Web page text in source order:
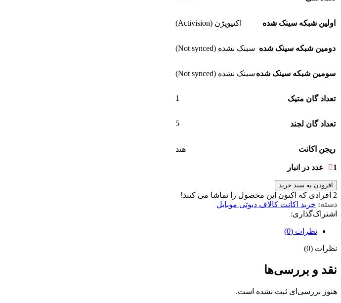
اولین شبکه سینک شده اکتیویژن (Activision)
دومین شبکه سینک شده سینک نشده (Not synced)
سومین شبکه سینک شده سینک نشده (Not synced)
تعداد گان متیک 1
تعداد گان لجند 5
ریجن اکانت هند
1 عدد در انبار
افزودن به سبد خرید
2 افرادی که اکنون این محصول را تماشا می کنند!
دسته: خرید اکانت کالاف دیوتی موبایل
اشتراک‌گذاری:
نظرات (0)
نظرات (0)
نقد و بررسی‌ها
هنوز بررسی‌ای ثبت نشده است.